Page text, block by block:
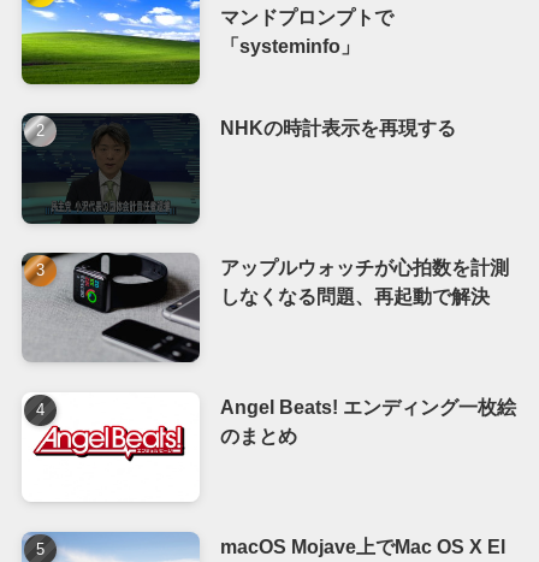
マンドプロンプトで
「systeminfo」
NHKの時計表示を再現する
アップルウォッチが心拍数を計測
しなくなる問題、再起動で解決
Angel Beats! エンディング一枚絵
のまとめ
macOS Mojave上でMac OS X El